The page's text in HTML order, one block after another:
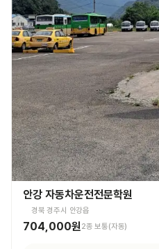
안강 자동차운전전문학원
경북 경주시 안강읍
704,000원2종 보통(자동)